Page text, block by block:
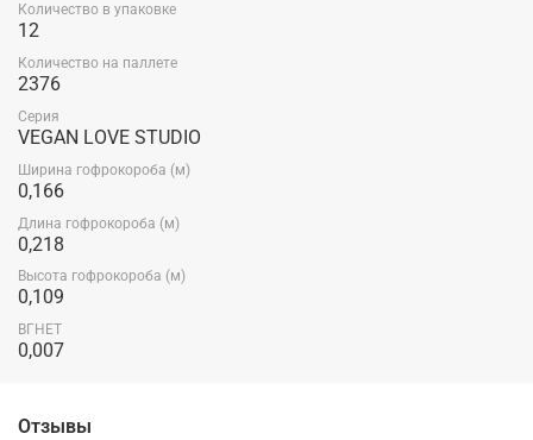
Количество в упаковке
12
Количество на паллете
2376
Серия
VEGAN LOVE STUDIO
Ширина гофрокороба (м)
0,166
Длина гофрокороба (м)
0,218
Высота гофрокороба (м)
0,109
ВГНЕТ
0,007
Отзывы